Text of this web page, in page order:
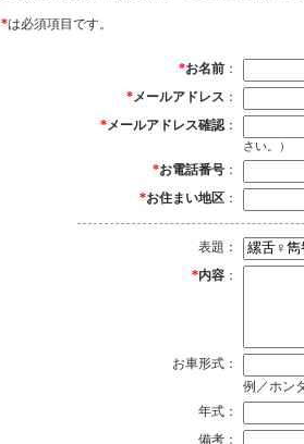
*は必須項目です。
*お名前 ：
*メールアドレス ：
*メールアドレス確認：
さい。）
*お電話番号 ：
*お住まい地区 ：
表題：
*内容 ：
お車形式：
例／ホン
年式：
備考：